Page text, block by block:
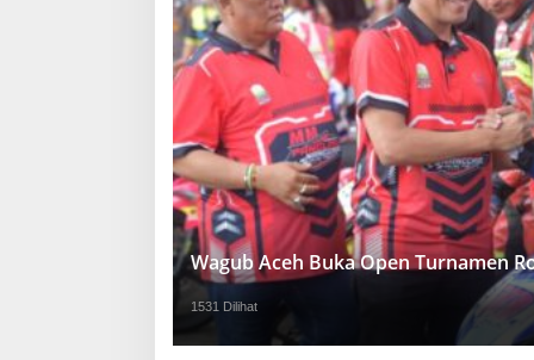
Wagub Aceh Buka Open Turnamen
1531 Dilihat